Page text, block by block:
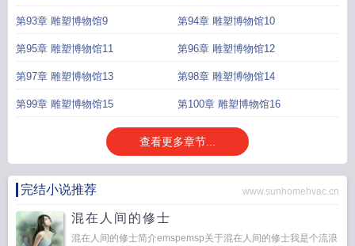
第93章 雕塑博物馆9 第94章 雕塑博物馆10
第95章 雕塑博物馆11 第96章 雕塑博物馆12
第97章 雕塑博物馆13 第98章 雕塑博物馆14
第99章 雕塑博物馆15 第100章 雕塑博物馆16
查看更多章节...
完结小说推荐 www.sunhomehvac.cn
混在人间的修士
混在人间的修士简介emspemsp关于混在人间的修士我是个流浪